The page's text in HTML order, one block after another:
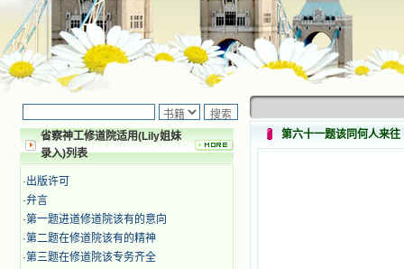
省察神工修道院适用(Lily姐妹
录入)列表
·出版许可
·弁言
·第一题进道修道院该有的意向
·第二题在修道院该有的精神
·第三题在修道院该专务齐全
第六十一题该同何人来往